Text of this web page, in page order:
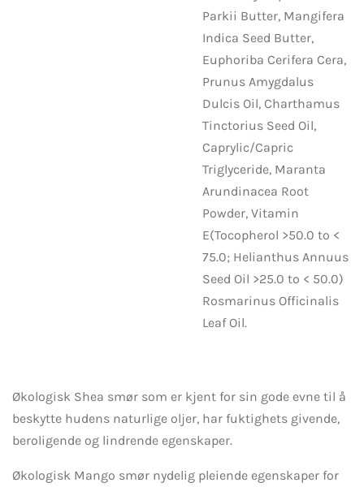
Parkii Butter, Mangifera
Indica Seed Butter,
Euphoriba Cerifera Cera,
Prunus Amygdalus
Dulcis Oil, Charthamus
Tinctorius Seed Oil,
Caprylic/Capric
Triglyceride, Maranta
Arundinacea Root
Powder, Vitamin
E(Tocopherol >50.0 to <
75.0; Helianthus Annuus
Seed Oil >25.0 to < 50.0)
Rosmarinus Officinalis
Leaf Oil.
Økologisk Shea smør som er kjent for sin gode evne til å
beskytte hudens naturlige oljer, har fuktighets givende,
beroligende og lindrende egenskaper.
Økologisk Mango smør nydelig pleiende egenskaper for